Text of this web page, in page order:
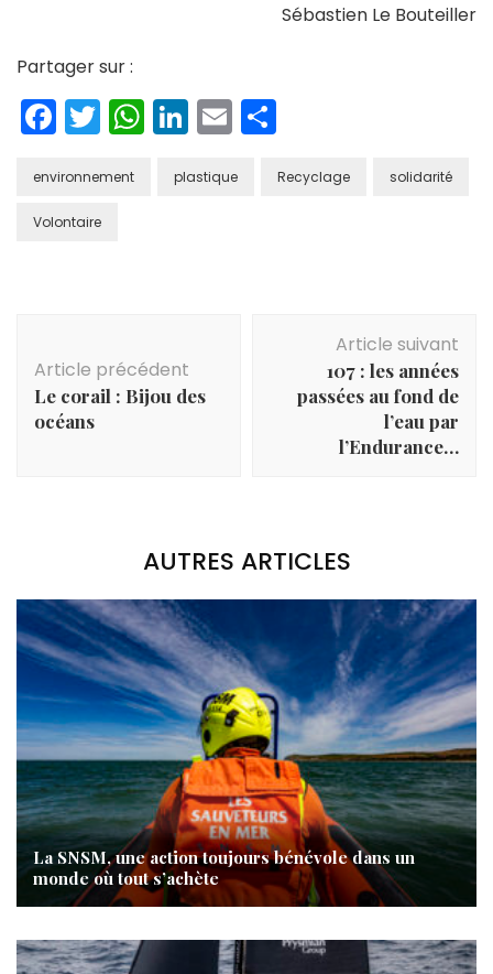
Sébastien Le Bouteiller
Partager sur :
Facebook
Twitter
WhatsApp
LinkedIn
Email
environnement plastique Recyclage solidarité
Volontaire
d'article
Article précédent
Le corail : Bijou des
océans
Article suivant
107 : les années
passées au fond de
l’eau par
l’Endurance…
AUTRES ARTICLES
La SNSM, une action toujours bénévole dans un
monde où tout s’achète